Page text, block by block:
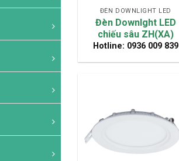
ĐÈN DOWNLIGHT LED
Đèn Downlght LED
chiếu sâu ZH(XA)
Hotline: 0936 009 839